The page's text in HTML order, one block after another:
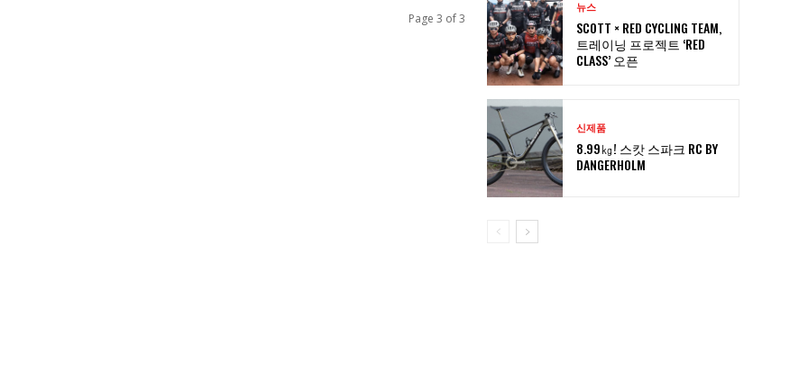
Page 3 of 3
뉴스
SCOTT × RED CYCLING TEAM,
트레이닝 프로젝트 ‘RED
CLASS’ 오픈
신제품
8.99㎏! 스캇 스파크 RC BY
DANGERHOLM